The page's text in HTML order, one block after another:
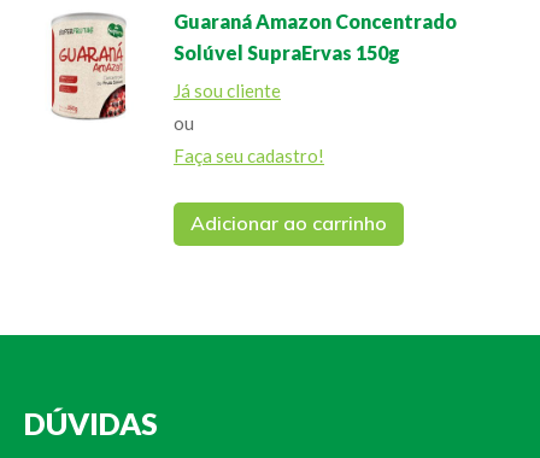
Guaraná Amazon Concentrado
Solúvel SupraErvas 150g
Já sou cliente
ou
Faça seu cadastro!
Adicionar ao carrinho
DÚVIDAS